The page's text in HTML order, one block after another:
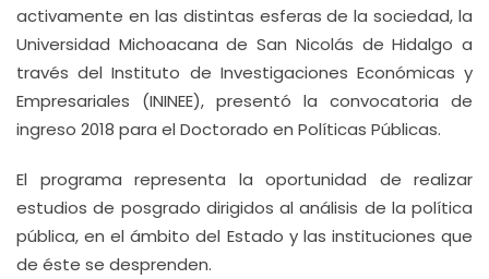
activamente en las distintas esferas de la sociedad, la
Universidad Michoacana de San Nicolás de Hidalgo a
través del Instituto de Investigaciones Económicas y
Empresariales (ININEE), presentó la convocatoria de
ingreso 2018 para el Doctorado en Políticas Públicas.
El programa representa la oportunidad de realizar
estudios de posgrado dirigidos al análisis de la política
pública, en el ámbito del Estado y las instituciones que
de éste se desprenden.